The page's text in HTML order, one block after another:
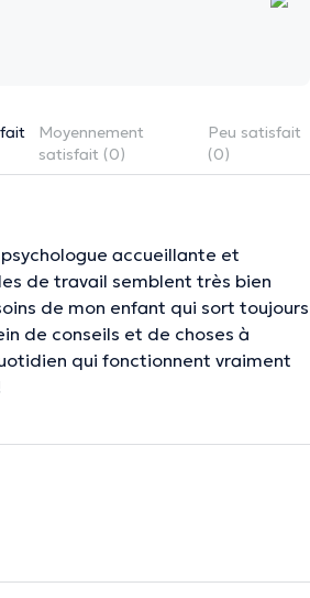
Moyennement
satisfait (0)
Peu satisfait
(0)
accueillante et
de travail semblent très bien
de mon enfant qui sort toujours
de conseils et de choses à
qui fonctionnent vraiment